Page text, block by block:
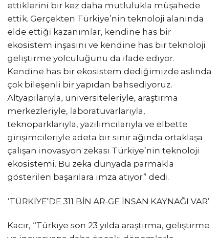
ettiklerini bir kez daha mutlulukla müşahede
ettik. Gerçekten Türkiye’nin teknoloji alanında
elde ettiği kazanımlar, kendine has bir
ekosistem inşasını ve kendine has bir teknoloji
geliştirme yolculuğunu da ifade ediyor.
Kendine has bir ekosistem dediğimizde aslında
çok bileşenli bir yapıdan bahsediyoruz.
Altyapılarıyla, üniversiteleriyle, araştırma
merkezleriyle, laboratuvarlarıyla,
teknoparklarıyla, yazılımcılarıyla ve elbette
girişimcileriyle adeta bir sinir ağında ortaklaşa
çalışan inovasyon zekası Türkiye’nin teknoloji
ekosistemi. Bu zeka dünyada parmakla
gösterilen başarılara imza atıyor” dedi.
‘TÜRKİYE’DE 311 BİN AR-GE İNSAN KAYNAĞI VAR’
Kacır, “Türkiye son 23 yılda araştırma, geliştirme